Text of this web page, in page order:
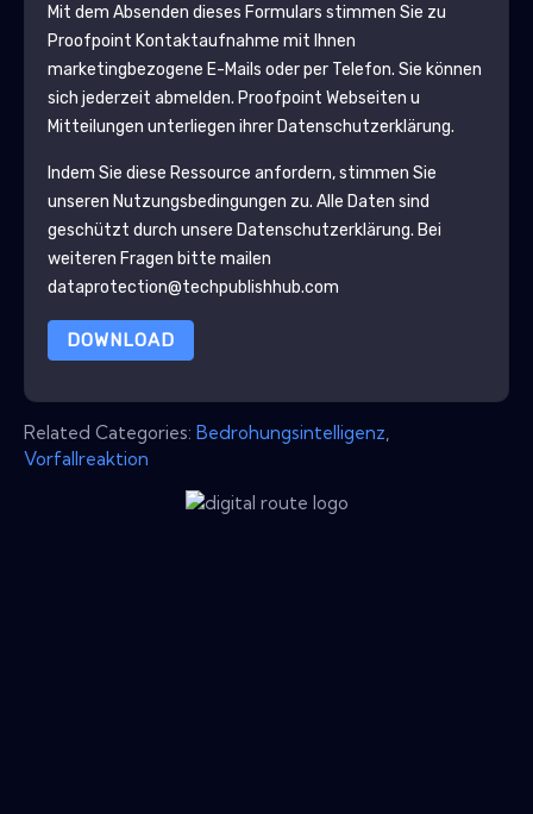
Mit dem Absenden dieses Formulars stimmen Sie zu
Proofpoint Kontaktaufnahme mit Ihnen
marketingbezogene E-Mails oder per Telefon. Sie können
sich jederzeit abmelden. Proofpoint Webseiten u
Mitteilungen unterliegen ihrer Datenschutzerklärung.
Indem Sie diese Ressource anfordern, stimmen Sie
unseren Nutzungsbedingungen zu. Alle Daten sind
geschützt durch unsere Datenschutzerklärung. Bei
weiteren Fragen bitte mailen
dataprotection@techpublishhub.com
DOWNLOAD
Related Categories: Bedrohungsintelligenz
Vorfallreaktion